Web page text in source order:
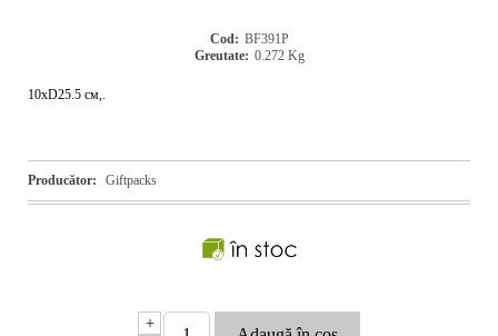
Cod: BF391P
Greutate: 0.272 Kg
10xD25.5 см,.
Producător: Giftpacks
+